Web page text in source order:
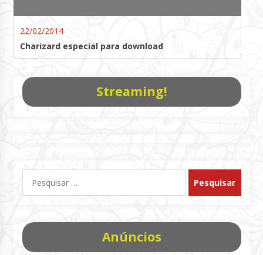
22/02/2014
Charizard especial para download
Streaming!
por:
Anúncios